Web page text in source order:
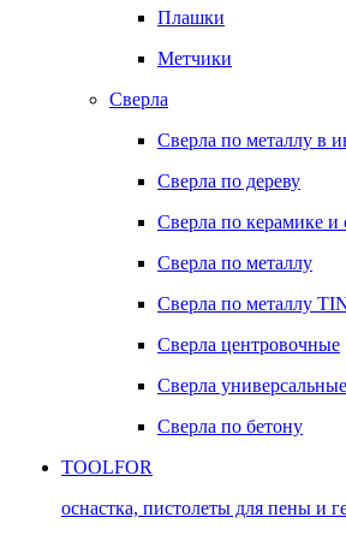
Плашки
Метчики
Сверла
Сверла по металлу в
Сверла по дереву
Сверла по керамике и
Сверла по металлу
Сверла по металлу
Сверла центровочные
Сверла универсальные
Сверла по бетону
TOOLFOR
оснастка, пистолеты для пены и